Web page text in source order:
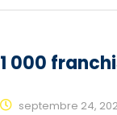
1 000
septembre 24,